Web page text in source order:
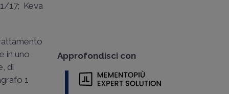
17; Keva
in uno
di
1
Approfondisci con